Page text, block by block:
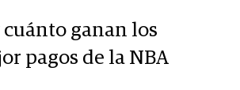
cuánto ganan los
pagos de la NBA